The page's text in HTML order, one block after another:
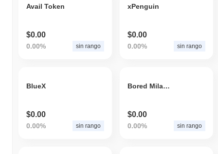
Avail Token
$0.00
0.00% sin rango
xPenguin
$0.00
0.00% sin rango
BlueX
$0.00
0.00% sin rango
Bored Milady Boxers
$0.00
0.00% sin rango